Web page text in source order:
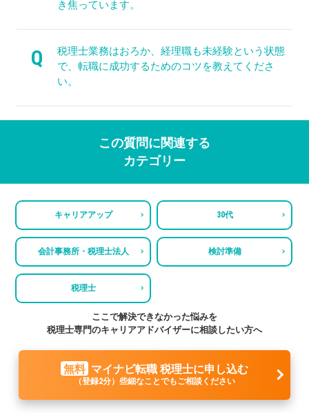
き焦っています。
Q
税理士業務はおろか、経理職も未経験という状態
で、転職に成功するためのコツを教えてくださ
い。
この質問に関連する
カテゴリー
キャリアアップ 30代
会計事務所・税理士法人 検討準備
税理士
ここで解決できなかった悩みを
税理士専門のキャリアアドバイザーに相談したい方へ
無料 マイナビ転職 税理士に申し込む
（登録2分）些細なことでもご相談ください